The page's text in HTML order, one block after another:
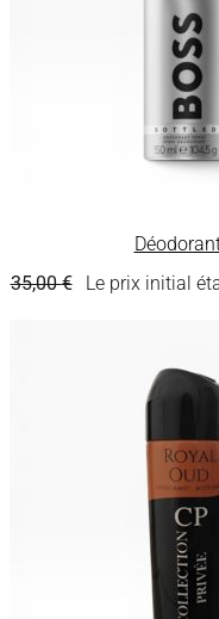
35,00€ Le prix initial